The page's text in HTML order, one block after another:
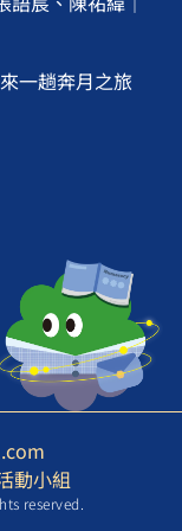
一趟奔月之旅
動小組
reserved.